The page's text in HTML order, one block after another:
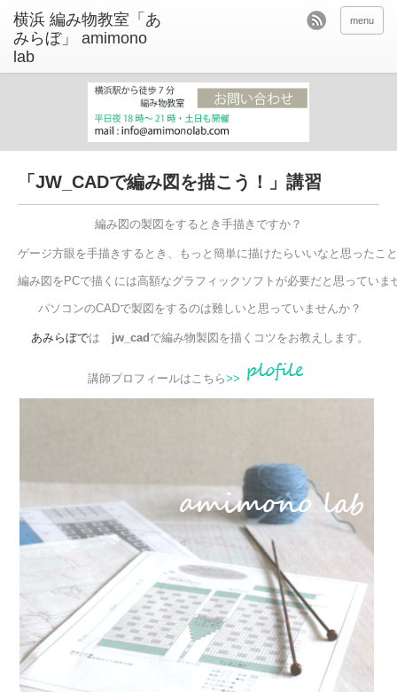
menu
「JW_CADで編み図を描こう！」講習
編み図をPCで描くには高額なグラフィックソフトが必要だと思っていま
パソコンのCADで製図をするのは難しいと思っていませんか？
あみらぼでは jw_cad で編み物製図を描くコツをお教えします。
講師プロフィールはこちら>>